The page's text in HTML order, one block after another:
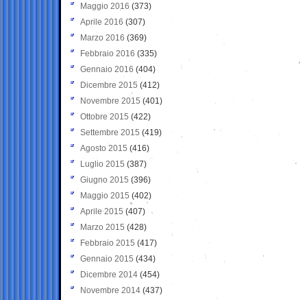
Maggio 2016 (373)
Aprile 2016 (307)
Marzo 2016 (369)
Febbraio 2016 (335)
Gennaio 2016 (404)
Dicembre 2015 (412)
Novembre 2015 (401)
Ottobre 2015 (422)
Settembre 2015 (419)
Agosto 2015 (416)
Luglio 2015 (387)
Giugno 2015 (396)
Maggio 2015 (402)
Aprile 2015 (407)
Marzo 2015 (428)
Febbraio 2015 (417)
Gennaio 2015 (434)
Dicembre 2014 (454)
Novembre 2014 (437)